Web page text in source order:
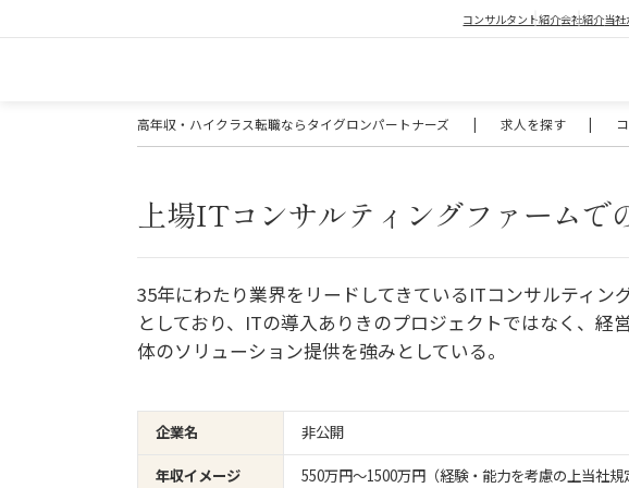
コンサルタント紹介会社紹介当
高年収・ハイクラス転職ならタイグロンパートナーズ | 求人を探す |
上場ITコンサルティングファームで
35年にわたり業界をリードしてきているITコンサルティン
としており、ITの導入ありきのプロジェクトではなく、経
体のソリューション提供を強みとしている。
企業名
非公開
年収イメージ
550万円〜1500万円（経験・能力を考慮の上当社規